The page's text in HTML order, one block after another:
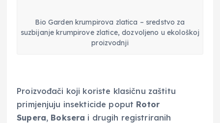
Bio Garden krumpirova zlatica – sredstvo za
suzbijanje krumpirove zlatice, dozvoljeno u ekološkoj
proizvodnji
Proizvođači koji koriste klasičnu zaštitu
primjenjuju insekticide poput Rotor
Supera, Boksera i drugih registriranih